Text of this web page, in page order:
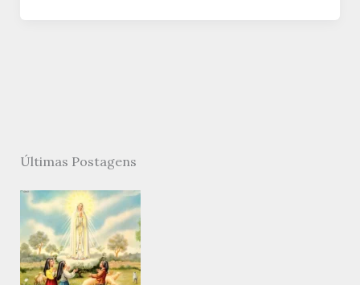
Últimas Postagens